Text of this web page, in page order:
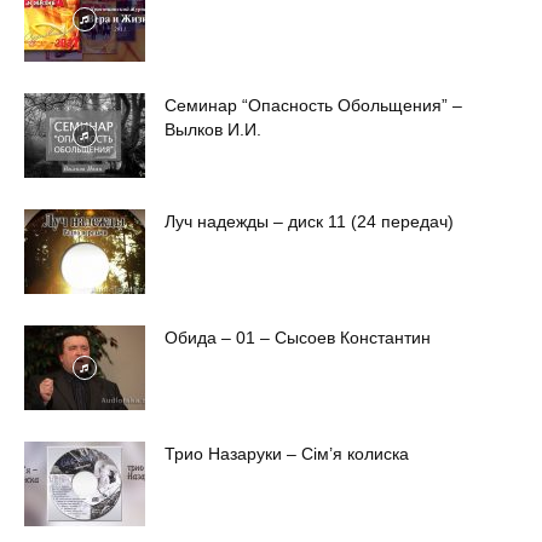
Семинар “Опасность Обольщения” –
Вылков И.И.
Луч надежды – диск 11 (24 передач)
Обида – 01 – Сысоев Константин
Трио Назаруки – Сім’я колиска